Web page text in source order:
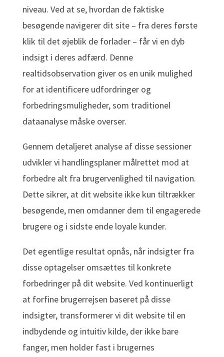
niveau. Ved at se, hvordan de faktiske
besøgende navigerer dit site – fra deres første
klik til det øjeblik de forlader – får vi en dyb
indsigt i deres adfærd. Denne
realtidsobservation giver os en unik mulighed
for at identificere udfordringer og
forbedringsmuligheder, som traditionel
dataanalyse måske overser.
Gennem detaljeret analyse af disse sessioner
udvikler vi handlingsplaner målrettet mod at
forbedre alt fra brugervenlighed til navigation.
Dette sikrer, at dit website ikke kun tiltrækker
besøgende, men omdanner dem til engagerede
brugere og i sidste ende loyale kunder.
Det egentlige resultat opnås, når indsigter fra
disse optagelser omsættes til konkrete
forbedringer på dit website. Ved kontinuerligt
at forfine brugerrejsen baseret på disse
indsigter, transformerer vi dit website til en
indbydende og intuitiv kilde, der ikke bare
fanger, men holder fast i brugernes